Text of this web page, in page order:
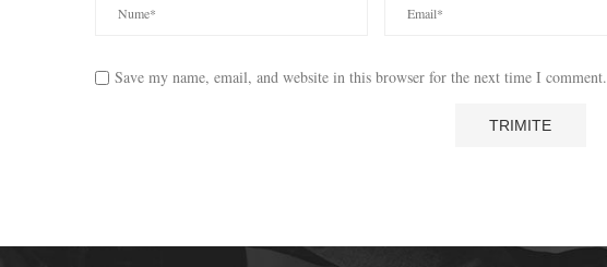
Save my name, email, and website in this browser for the next time I comment.